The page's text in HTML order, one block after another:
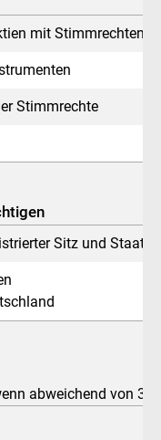
mit Stimmrechten
Stimmrechte
Sitz und Staat:
abweichend von 3.